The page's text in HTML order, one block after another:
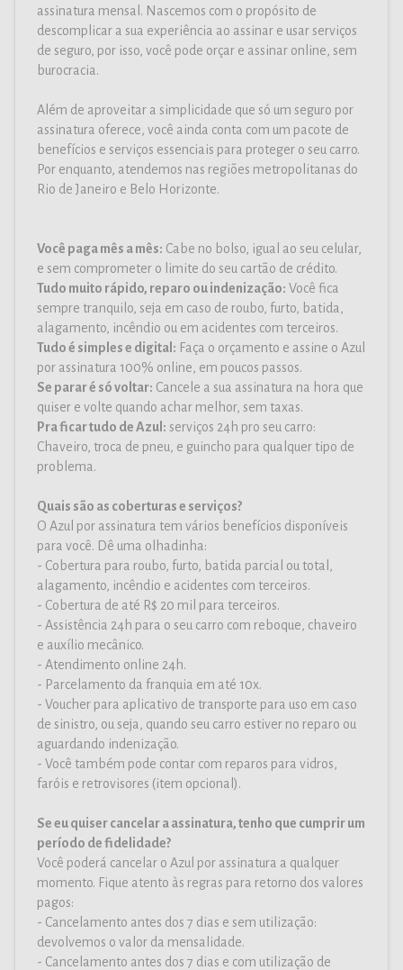
assinatura mensal. Nascemos com o propósito de
descomplicar a sua experiência ao assinar e usar serviços
de seguro, por isso, você pode orçar e assinar online, sem
burocracia.
Além de aproveitar a simplicidade que só um seguro por
assinatura oferece, você ainda conta com um pacote de
benefícios e serviços essenciais para proteger o seu carro.
Por enquanto, atendemos nas regiões metropolitanas do
Rio de Janeiro e Belo Horizonte.
Você paga mês a mês: Cabe no bolso, igual ao seu celular,
e sem comprometer o limite do seu cartão de crédito.
Tudo muito rápido, reparo ou indenização: Você fica
sempre tranquilo, seja em caso de roubo, furto, batida,
alagamento, incêndio ou em acidentes com terceiros.
Tudo é simples e digital: Faça o orçamento e assine o Azul
por assinatura 100% online, em poucos passos.
Se parar é só voltar: Cancele a sua assinatura na hora que
quiser e volte quando achar melhor, sem taxas.
Pra ficar tudo de Azul: serviços 24h pro seu carro:
Chaveiro, troca de pneu, e guincho para qualquer tipo de
problema.
Quais são as coberturas e serviços?
O Azul por assinatura tem vários benefícios disponíveis
para você. Dê uma olhadinha:
- Cobertura para roubo, furto, batida parcial ou total,
alagamento, incêndio e acidentes com terceiros.
- Cobertura de até R$ 20 mil para terceiros.
- Assistência 24h para o seu carro com reboque, chaveiro
e auxílio mecânico.
- Atendimento online 24h.
- Parcelamento da franquia em até 10x.
- Voucher para aplicativo de transporte para uso em caso
de sinistro, ou seja, quando seu carro estiver no reparo ou
aguardando indenização.
- Você também pode contar com reparos para vidros,
faróis e retrovisores (item opcional).
Se eu quiser cancelar a assinatura, tenho que cumprir um
período de fidelidade?
Você poderá cancelar o Azul por assinatura a qualquer
momento. Fique atento às regras para retorno dos valores
pagos:
- Cancelamento antes dos 7 dias e sem utilização:
devolvemos o valor da mensalidade.
- Cancelamento antes dos 7 dias e com utilização de